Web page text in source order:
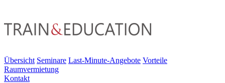
Übersicht Seminare Last-Minute-Angebote Vorteile
Raumvermietung
Kontakt